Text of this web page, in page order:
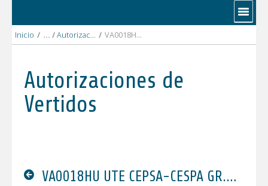
Inicio / Autorizaciones Vertidos / VA0018HU UTE CEPSA-CESPA GR.pdf
Autorizaciones de
Vertidos
VA0018HU UTE CEPSA-CESPA GR.pdf